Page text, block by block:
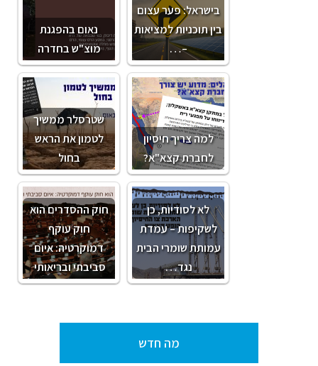
נאום בהפגנת
מוצ"ש בחדרה
בישראל: פער עצום
בין תוכניות למציאות
–…
שטרסלר ממשיך
לטמון את הראש
בחול
למה צריך חיסיון
לחברת קצא"א?
חוק ההסדרים הוא
חוק עוקף
דמוקרטיה: איום
סביבתי ובריאותי
לא לסודיות, כן
לשקיפות – עמדת
עמותת שומרי הבית
נגד…
מה חדש